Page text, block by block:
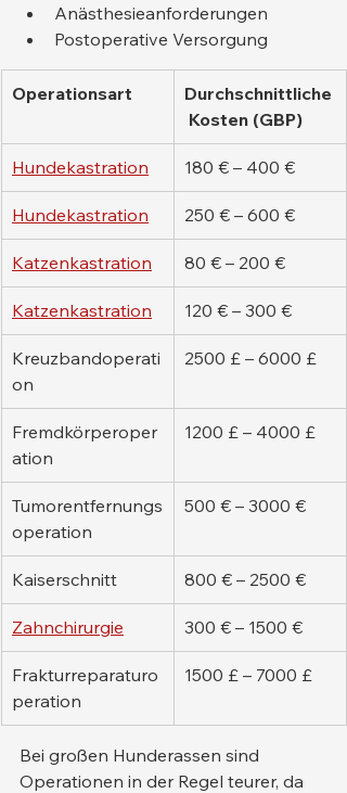
Anästhesieanforderungen
Postoperative Versorgung
Operationsart
Durchschnittliche
Kosten (GBP)
Hundekastration 180 € – 400 €
Hundekastration 250 € – 600 €
Katzenkastration 80 € – 200 €
Katzenkastration 120 € – 300 €
Kreuzbandoperati
on
2500 £ – 6000 £
Fremdkörperoper
ation
1200 £ – 4000 £
Tumorentfernungs
operation
500 € – 3000 €
Kaiserschnitt 800 € – 2500 €
Zahnchirurgie 300 € – 1500 €
Frakturreparaturo
peration
1500 £ – 7000 £
Bei großen Hunderassen sind
Operationen in der Regel teurer, da